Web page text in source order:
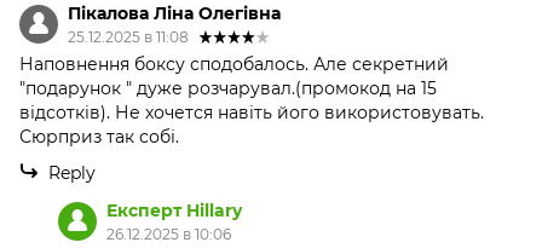
Пікалова Ліна Олегівна
25.12.2025 в 11:08
Наповнення боксу сподобалось. Але секретний
"подарунок " дуже розчарувал.(промокод на 15
відсотків). Не хочется навіть його використовувать.
Сюрприз так собі.
Reply
Експерт Hillary
26.12.2025 в 10:06